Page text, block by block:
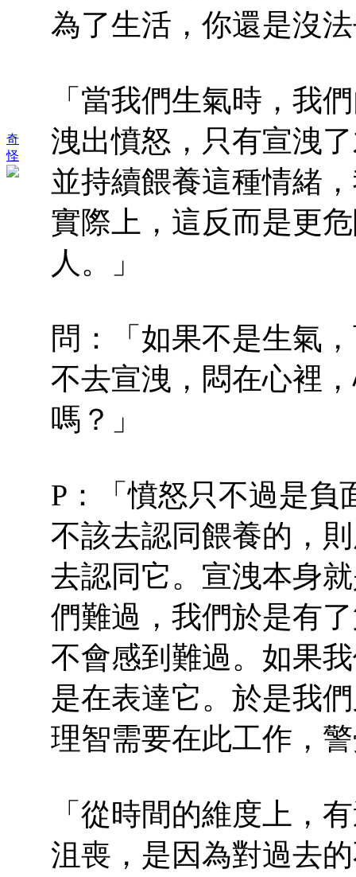
奇
怪
為了生活，你還是沒
「當我們生氣時，我
洩出憤怒，只有宣洩
並持續餵養這種情緒
實際上，這反而是更
人。」
問：「如果不是生氣
不去宣洩，悶在心裡
嗎？」
P：「憤怒只不過是負
不該去認同餵養的，
去認同它。宣洩本身
們難過，我們於是有
不會感到難過。如果
是在表達它。於是我
理智需要在此工作，
「從時間的維度上，
沮喪，是因為對過去